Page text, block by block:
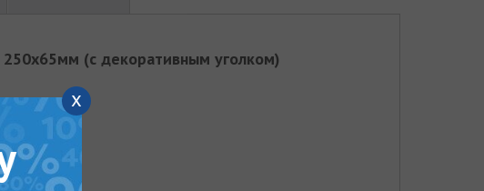
250x65мм (с декоративным уголком)
x